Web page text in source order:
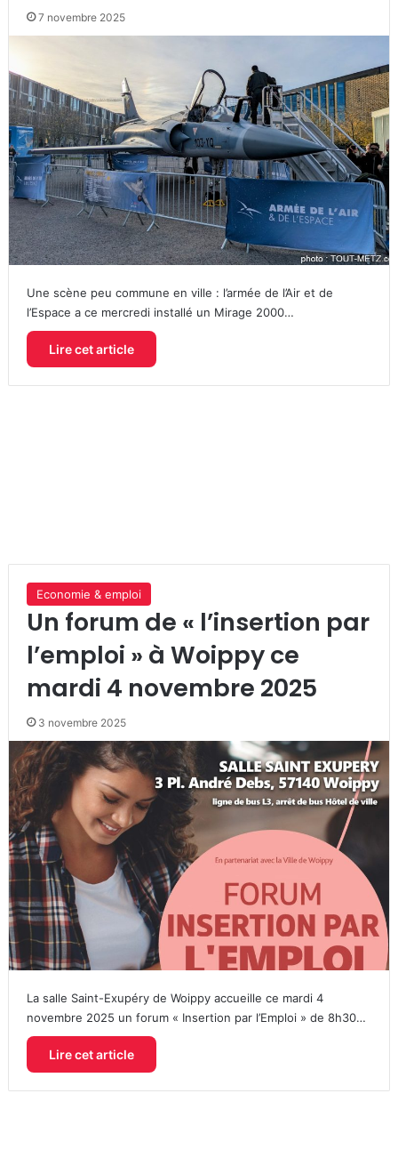
7 novembre 2025
Une scène peu commune en ville : l’armée de l’Air et de
l’Espace a ce mercredi installé un Mirage 2000…
Lire cet article
Economie & emploi
Un forum de « l’insertion par
l’emploi » à Woippy ce
mardi 4 novembre 2025
3 novembre 2025
La salle Saint-Exupéry de Woippy accueille ce mardi 4
novembre 2025 un forum « Insertion par l’Emploi » de 8h30…
Lire cet article